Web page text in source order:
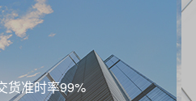
货准时率99%